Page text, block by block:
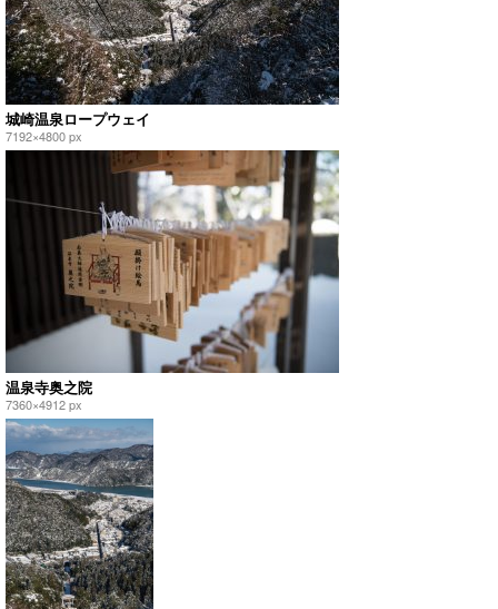
城崎温泉ロープウェイ
7192×4800 px
温泉寺奥之院
7360×4912 px